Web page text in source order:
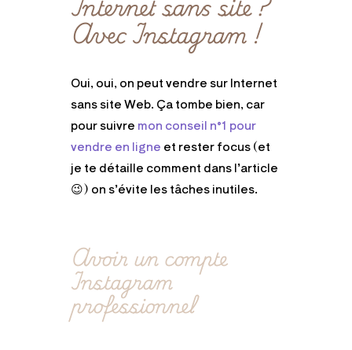
Avec Instagram !
Oui, oui, on peut vendre sur Internet
sans site Web. Ça tombe bien, car
pour suivre mon conseil n°1 pour
vendre en ligne et rester focus (et
je te détaille comment dans l’article
😉) on s’évite les tâches inutiles.
Avoir un compte
Instagram
professionnel